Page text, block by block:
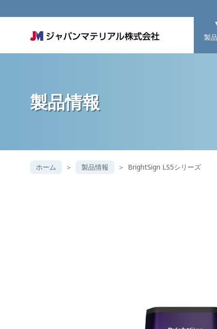
製
製品情報
ホーム 製品情報 BrightSign LS5シリーズ